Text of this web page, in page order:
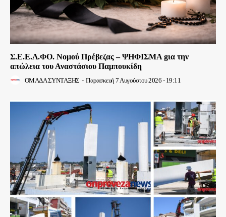
Σ.Ε.Ε.Λ.ΦΟ. Νομού Πρέβεζας – ΨΗΦΙΣΜΑ gια την
απώλεια του Αναστάσιου Παμπουκίδη
ΟΜΑΔΑ ΣΥΝΤΑΞΗΣ - Παρασκευή 7 Αυγούστου 2026 - 19:11